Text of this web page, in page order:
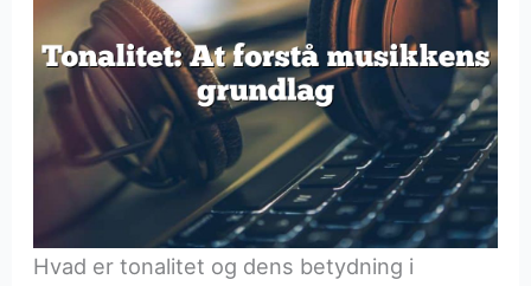
Hvad er tonalitet og dens betydning i